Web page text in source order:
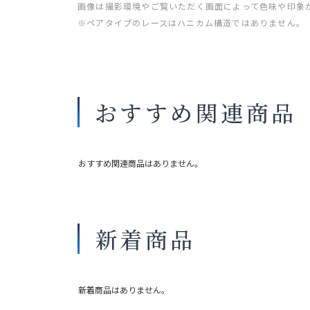
画像は撮影環境やご覧いただく画面によって色味や印象
※ペアタイプのレースはハニカム構造ではありません。
おすすめ関連商品
おすすめ関連商品はありません。
新着商品
新着商品はありません。